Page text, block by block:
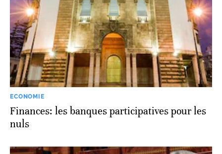
ECONOMIE
Finances: les banques participatives pour les
nuls